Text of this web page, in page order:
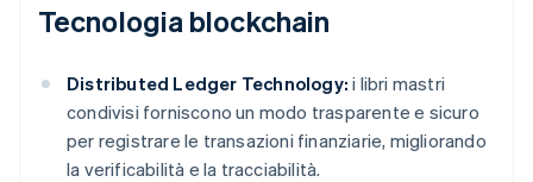
Tecnologia blockchain
Distributed Ledger Technology: i libri mastri
condivisi forniscono un modo trasparente e sicuro
per registrare le transazioni finanziarie, migliorando
la verificabilità e la tracciabilità.